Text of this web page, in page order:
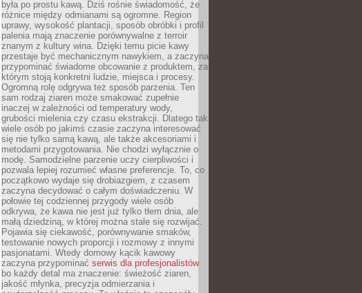
była po prostu kawą. Dziś rośnie świadomość, że
różnice między odmianami są ogromne. Region
uprawy, wysokość plantacji, sposób obróbki i profil
palenia mają znaczenie porównywalne z terroir
znanym z kultury wina. Dzięki temu picie kawy
przestaje być mechanicznym nawykiem, a zaczyna
przypominać świadome obcowanie z produktem, za
którym stoją konkretni ludzie, miejsca i procesy.
Ogromną rolę odgrywa też sposób parzenia. Ten
sam rodzaj ziaren może smakować zupełnie
inaczej w zależności od temperatury wody,
grubości mielenia czy czasu ekstrakcji. Dlatego tak
wiele osób po jakimś czasie zaczyna interesować
się nie tylko samą kawą, ale także akcesoriami i
metodami przygotowania. Nie chodzi wyłącznie o
modę. Samodzielne parzenie uczy cierpliwości i
pozwala lepiej rozumieć własne preferencje. To, co
początkowo wydaje się drobiazgiem, z czasem
zaczyna decydować o całym doświadczeniu. W
połowie tej codziennej przygody wiele osób
odkrywa, że kawa nie jest już tylko tłem dnia, ale
małą dziedziną, w której można stale się rozwijać.
Pojawia się ciekawość, porównywanie smaków,
testowanie nowych proporcji i rozmowy z innymi
pasjonatami. Wtedy domowy kącik kawowy
zaczyna przypominać serwis dla profesjonalistów
bo każdy detal ma znaczenie: świeżość ziaren,
jakość młynka, precyzja odmierzania i